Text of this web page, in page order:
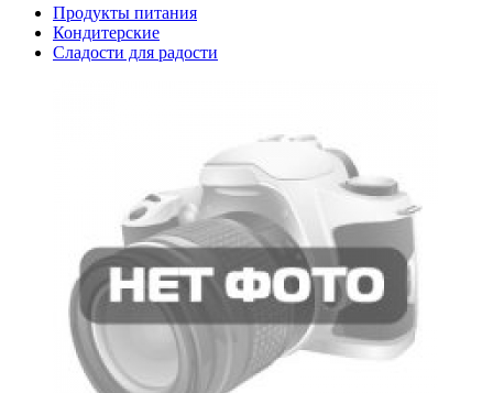
Продукты питания
Кондитерские
Сладости для радости